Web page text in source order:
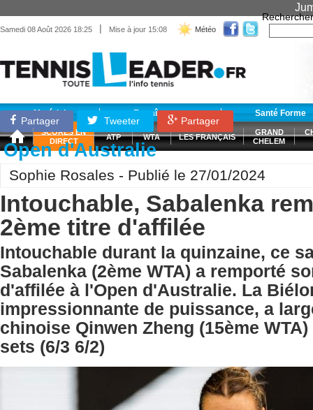
Samedi 08 Août 2026 18:25 | Mise à jour 15:08 Météo
Rechercher
Matériel Entraînement Santé Forme
SCORES EN
DIRECT
ATP WTA LES FRANÇAIS
GRAND
CHELEM
Partager Tweeter Partager
Open d'Australie
Sophie Rosales - Publié le 27/01/2024
Intouchable, Sabalenka
2ème titre d'affilée
Intouchable durant la quinzaine, ce
Sabalenka (2ème WTA) a remporté
d'affilée à l'Open d'Australie. La
impressionnante de puissance, a
chinoise Qinwen Zheng (15ème
sets (6/3 6/2)